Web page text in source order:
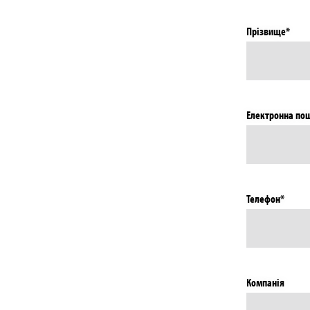
Прізвище*
Електронна
Телефон*
Компанія